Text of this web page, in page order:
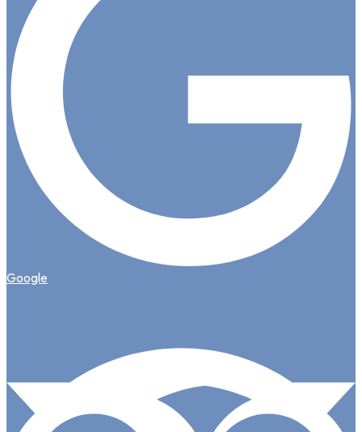
Google